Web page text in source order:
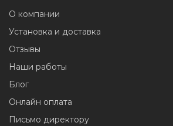
О компании
Установка и доставка
Отзывы
Наши работы
Блог
Онлайн оплата
Письмо директору